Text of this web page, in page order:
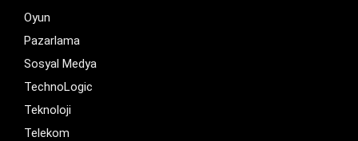
Oyun
Pazarlama
Sosyal Medya
TechnoLogic
Teknoloji
Telekom